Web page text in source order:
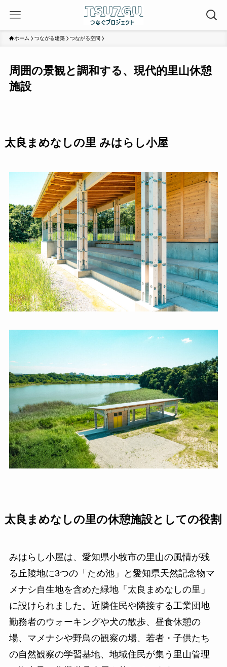
ホーム つながる建築 つながる空間
周囲の景観と調和する、現代的里山休憩
施設
太良まめなしの里 みはらし小屋
太良まめなしの里の休憩施設としての役割
みはらし小屋は、愛知県小牧市の里山の風情が残
る丘陵地に3つの「ため池」と愛知県天然記念物マ
メナシ自生地を含めた緑地「太良まめなしの里」
に設けられました。近隣住民や隣接する工業団地
勤務者のウォーキングや犬の散歩、昼食休憩の
場、マメナシや野鳥の観察の場、若者・子供たち
の自然観察の学習基地、地域住民が集う里山管理